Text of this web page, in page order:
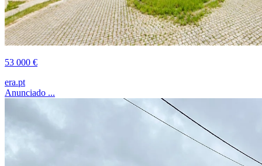
53 000 €
era.pt
Anunciado ...